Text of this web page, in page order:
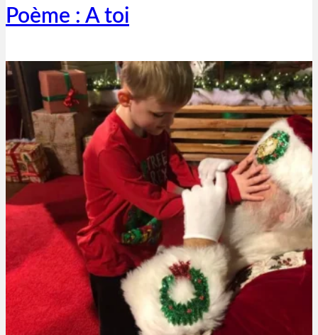
Poème : A toi
Thibaut Parent
23 décembre 2018